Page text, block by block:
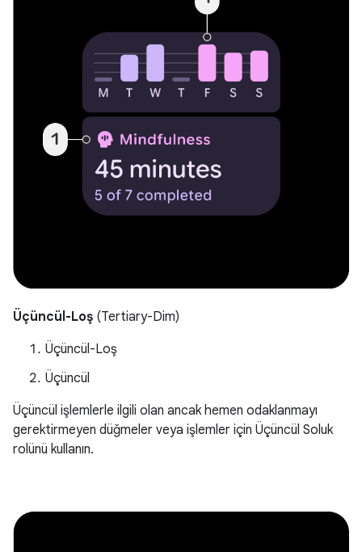
Üçüncül-Loş (Tertiary-Dim)
Üçüncül-Loş
Üçüncül
Üçüncül işlemlerle ilgili olan ancak hemen odaklanmayı
gerektirmeyen düğmeler veya işlemler için Üçüncül Soluk
rolünü kullanın.